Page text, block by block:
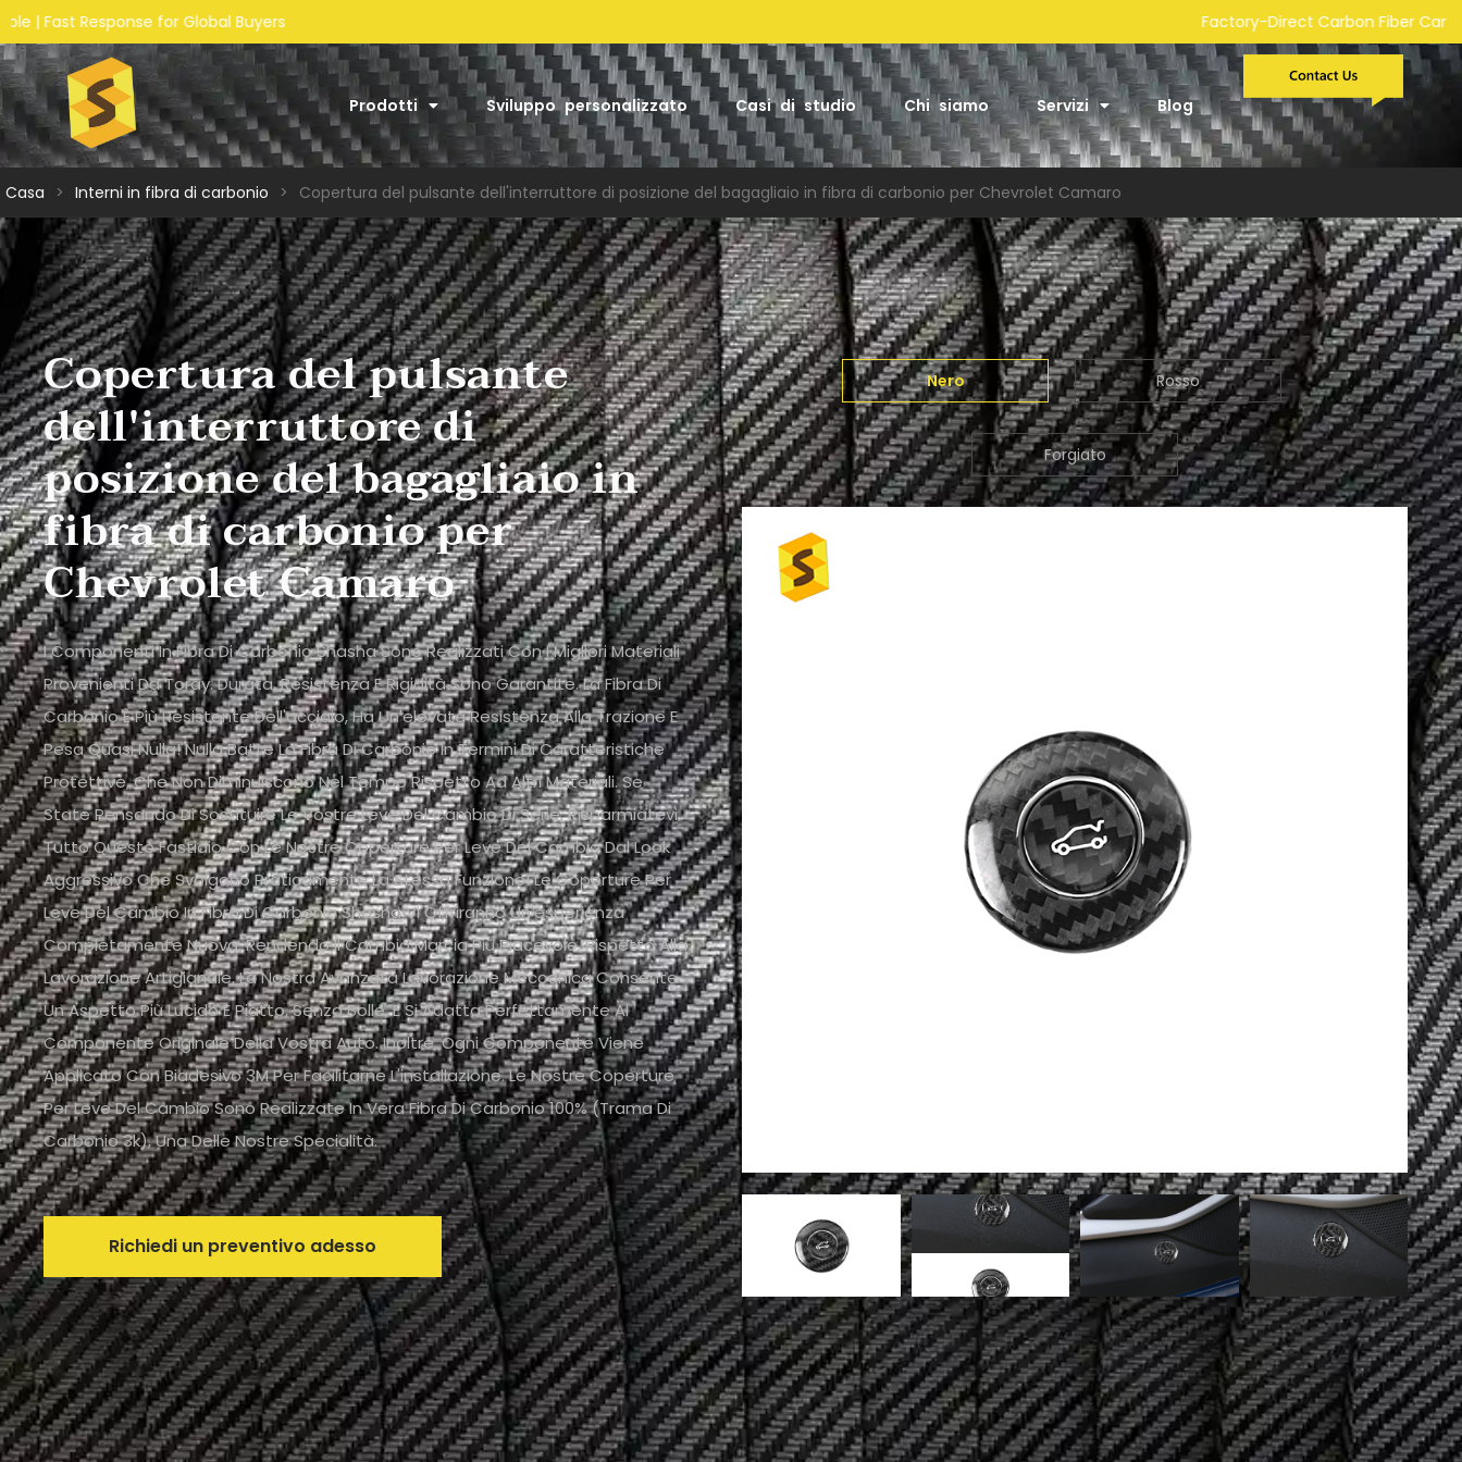
Factory-Direct Carbon Fiber Car Parts Manufacturer | Custom
Prodotti Sviluppo personalizzato Casi di studio Chi siamo Servizi Blog
Casa > Interni in fibra di carbonio > Copertura del pulsante dell'interruttore di posizione del bagagliaio in fibra di carbonio per Chevrolet Camaro
Copertura del pulsante
dell'interruttore di
posizione del bagagliaio in
fibra di carbonio per
Chevrolet Camaro
I Componenti In Fibra Di Carbonio Shasha Sono Realizzati Con I Migliori Materiali
Provenienti Da Toray. Durata, Resistenza E Rigidità Sono Garantite. La Fibra Di
Carbonio È Più Resistente Dell'acciaio, Ha Un'elevata Resistenza Alla Trazione E
Pesa Quasi Nulla! Nulla Batte La Fibra Di Carbonio In Termini Di Caratteristiche
Protettive, Che Non Diminuiscono Nel Tempo Rispetto Ad Altri Materiali. Se
State Pensando Di Sostituire Le Vostre Leve Del Cambio Di Serie, Risparmiatevi
Tutto Questo Fastidio Con Le Nostre Coperture Per Leve Del Cambio Dal Look
Aggressivo Che Svolgono Praticamente La Stessa Funzione! Le Coperture Per
Leve Del Cambio In Fibra Di Carbonio Shasha Vi Offriranno Un'esperienza
Completamente Nuova, Rendendo Il Cambio Marcia Più Piacevole. Rispetto Alla
Lavorazione Artigianale, La Nostra Avanzata Lavorazione Meccanica Consente
Un Aspetto Più Lucido E Piatto, Senza Bolle, E Si Adatta Perfettamente Al
Componente Originale Della Vostra Auto. Inoltre, Ogni Componente Viene
Applicato Con Biadesivo 3M Per Facilitarne L'installazione. Le Nostre Coperture
Per Leve Del Cambio Sono Realizzate In Vera Fibra Di Carbonio 100% (trama Di
Carbonio 3k), Una Delle Nostre Specialità.
Richiedi un preventivo adesso
Nero Rosso
Forgiato